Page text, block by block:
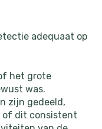
adequaat op
het grote
was.
zijn gedeeld,
of dit consistent